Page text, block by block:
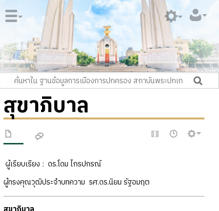
สุขาภิบาล
ผู้เรียบเรียง : ดร.โดม ไกรปกรณ์
ผู้ทรงคุณวุฒิประจำบทความ รศ.ดร.นิยม รัฐอมฤต